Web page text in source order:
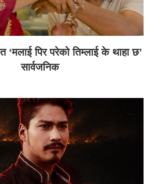
‘मलाई पिर परेको तिम्लाई के थाहा छ’
सार्वजनिक